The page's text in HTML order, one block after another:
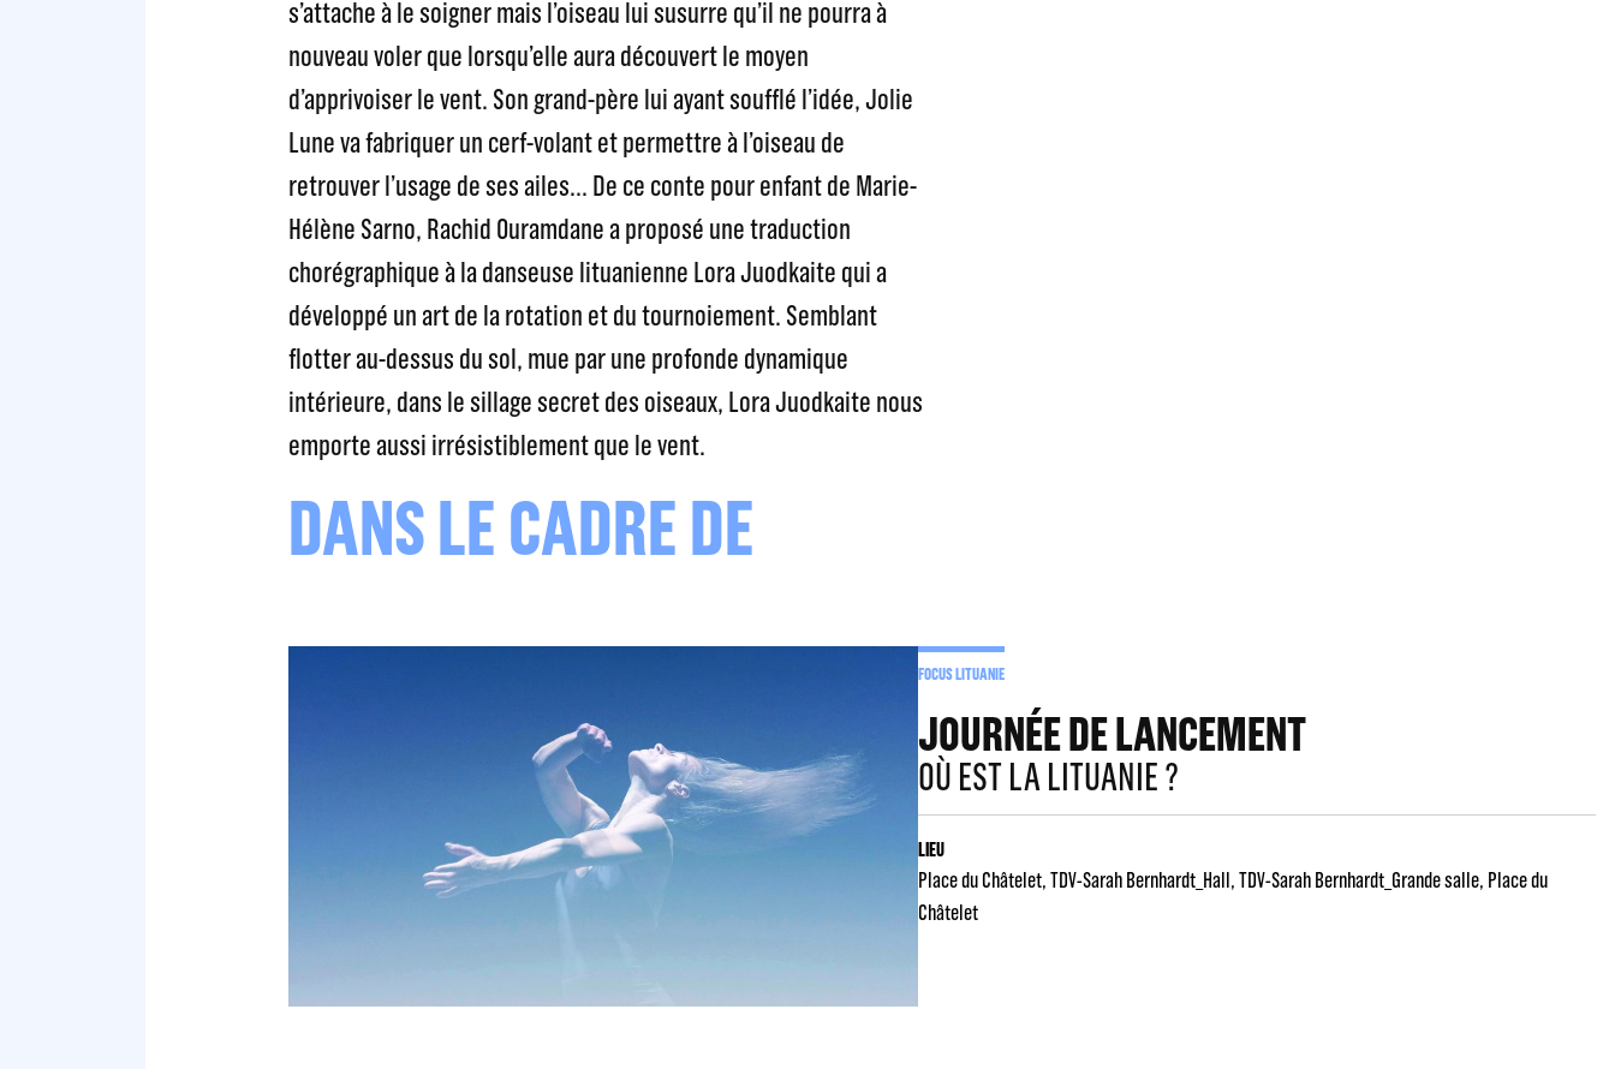
s’attache à le soigner mais l’oiseau lui susurre qu’il ne pourra à
nouveau voler que lorsqu’elle aura découvert le moyen
d’apprivoiser le vent. Son grand-père lui ayant soufflé l’idée, Jolie
Lune va fabriquer un cerf-volant et permettre à l’oiseau de
retrouver l’usage de ses ailes... De ce conte pour enfant de Marie-
Hélène Sarno, Rachid Ouramdane a proposé une traduction
chorégraphique à la danseuse lituanienne Lora Juodkaite qui a
développé un art de la rotation et du tournoiement. Semblant
flotter au-dessus du sol, mue par une profonde dynamique
intérieure, dans le sillage secret des oiseaux, Lora Juodkaite nous
emporte aussi irrésistiblement que le vent.
DANS LE CADRE DE
FOCUS LITUANIE
JOURNÉE DE LANCEMENT
OÙ EST LA LITUANIE ?
LIEU
Place du Châtelet TDV-Sarah Bernhardt_Hall TDV-Sarah Bernhardt_Grande salle Place du
Châtelet